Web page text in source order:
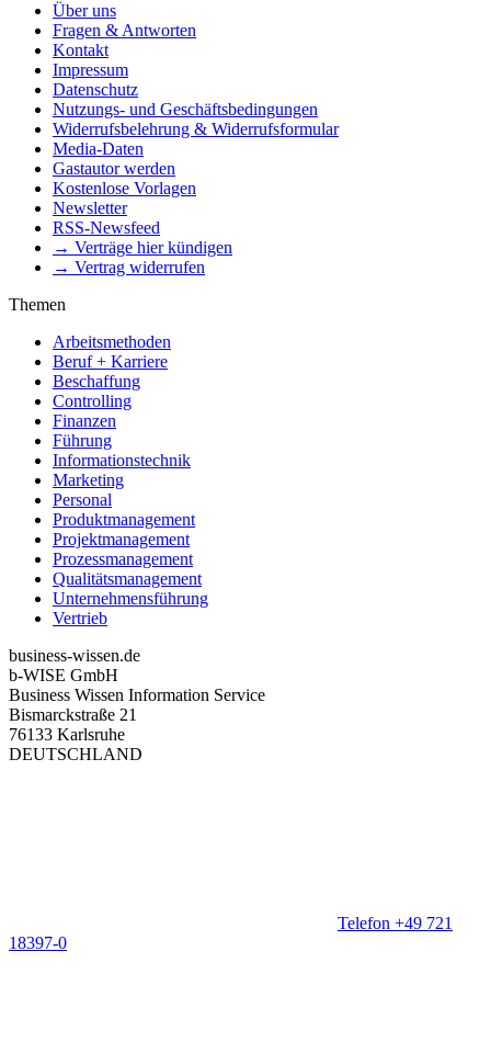
Über uns
Fragen & Antworten
Kontakt
Impressum
Datenschutz
Nutzungs- und Geschäftsbedingungen
Widerrufsbelehrung & Widerrufsformular
Media-Daten
Gastautor werden
Kostenlose Vorlagen
Newsletter
RSS-Newsfeed
→ Verträge hier kündigen
→ Vertrag widerrufen
Themen
Arbeitsmethoden
Beruf + Karriere
Beschaffung
Controlling
Finanzen
Führung
Informationstechnik
Marketing
Personal
Produktmanagement
Projektmanagement
Prozessmanagement
Qualitätsmanagement
Unternehmensführung
Vertrieb
business-wissen.de
b-WISE GmbH
Business Wissen Information Service
Bismarckstraße 21
76133 Karlsruhe
DEUTSCHLAND
Telefon +49 721
18397-0